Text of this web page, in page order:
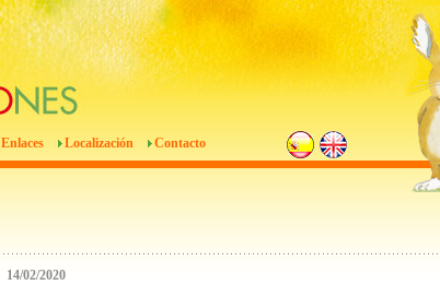
Enlaces Localización Contacto
14/02/2020